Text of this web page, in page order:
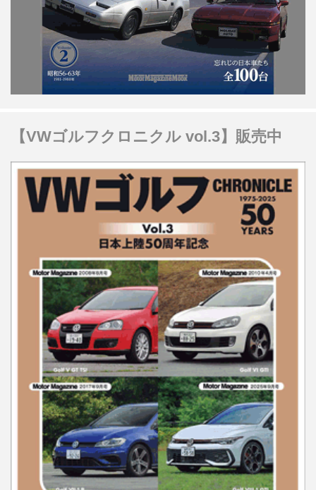
【VWゴルフクロニクル vol.3】販売中